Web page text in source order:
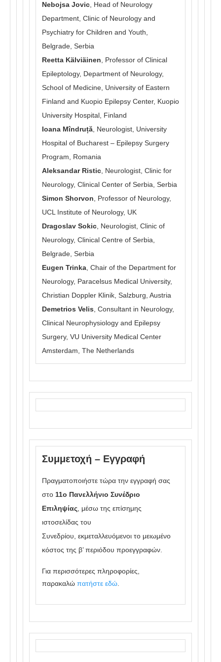
Nebojsa Jovic, Head of Neurology
Department, Clinic of Neurology and
Psychiatry for Children and Youth,
Belgrade, Serbia
Reetta Kälviäinen, Professor of Clinical
Epileptology, Department of Neurology,
School of Medicine, University of Eastern
Finland and Kuopio Epilepsy Center, Kuopio
University Hospital, Finland
Ioana Mîndruță, Neurologist, University
Hospital of Bucharest – Epilepsy Surgery
Program, Romania
Aleksandar Ristic, Neurologist, Clinic for
Neurology, Clinical Center of Serbia, Serbia
Simon Shorvon, Professor of Neurology,
UCL Institute of Neurology, UK
Dragoslav Sokic, Neurologist, Clinic of
Neurology, Clinical Centre of Serbia,
Belgrade, Serbia
Eugen Trinka, Chair of the Department for
Neurology, Paracelsus Medical University,
Christian Doppler Klinik, Salzburg, Austria
Demetrios Velis, Consultant in Neurology,
Clinical Neurophysiology and Epilepsy
Surgery, VU University Medical Center
Amsterdam, The Netherlands
Συμμετοχή – Εγγραφή
Πραγματοποιήστε τώρα την εγγραφή σας
στο 11ο Πανελλήνιο Συνέδριο
Επιληψίας, μέσω της επίσημης
ιστοσελίδας του
Συνεδρίου, εκμεταλλευόμενοι το μειωμένο
κόστος της β’ περιόδου προεγγραφών.
Για περισσότερες πληροφορίες,
παρακαλώ πατήστε εδώ.